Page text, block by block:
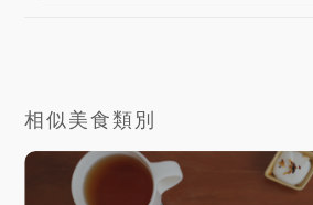
相似美食類別